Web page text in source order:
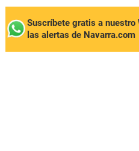
Suscríbete gratis a nuestro
las alertas de Navarra.com